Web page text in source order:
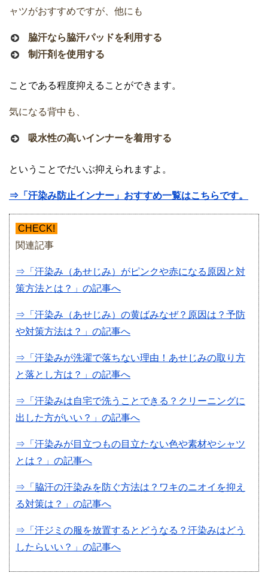
ャツがおすすめですが、他にも
脇汗なら脇汗パッドを利用する
制汗剤を使用する
ことである程度抑えることができます。
気になる背中も、
吸水性の高いインナーを着用する
ということでだいぶ抑えられますよ。
⇒「汗染み防止インナー」おすすめ一覧はこちらです。
CHECK!
関連記事
⇒「汗染み（あせじみ）がピンクや赤になる原因と対
策方法とは？」の記事へ
⇒「汗染み（あせじみ）の黄ばみなぜ？原因は？予防
や対策方法は？」の記事へ
⇒「汗染みが洗濯で落ちない理由！あせじみの取り方
と落とし方は？」の記事へ
⇒「汗染みは自宅で洗うことできる？クリーニングに
出した方がいい？」の記事へ
⇒「汗染みが目立つもの目立たない色や素材やシャツ
とは？」の記事へ
⇒「脇汗の汗染みを防ぐ方法は？ワキのニオイを抑え
る対策は？」の記事へ
⇒「汗ジミの服を放置するとどうなる？汗染みはどう
したらいい？」の記事へ